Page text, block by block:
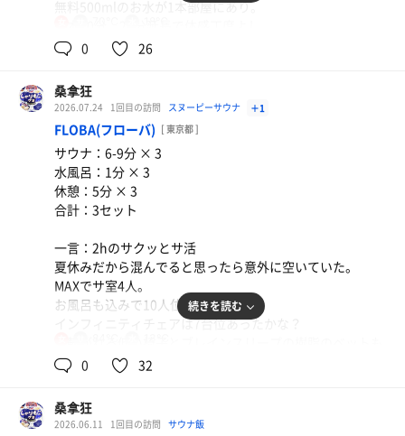
オムライス
トロトロ
無料500mlのお水が1本部屋にあり。
タオル2枚、バスタオル1枚。
時間が過ぎても落ち着いて利用出来るので、女性にはとて
も嬉しいシステム。
0 26
桑拿狂
2026.07.24 1回目の訪問 スヌーピーサウナ ＋1
FLOBA(フローバ) [ 東京都 ]
サウナ：6-9分 × 3
水風呂：1分 × 3
休憩：5分 × 3
合計：3セット
一言：2hのサクッとサ活
夏休みだから混んでると思ったら意外に空いていた。
MAXでサ室4人。
お風呂も込みで10人位。
インフィニティチェアは7台位あったかな？
一つずつあった。
休憩室やコワーキングスペースはまぁまぁ人が居た。空き
がチラホラレベル。
続きを読む
0 32
桑拿狂
2026.06.11 1回目の訪問 サウナ飯